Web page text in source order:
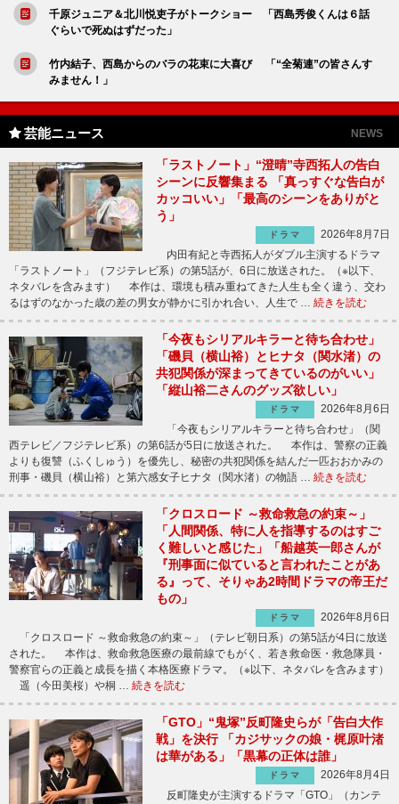
千原ジュニア＆北川悦吏子がトークショー 「西島秀俊くんは６話
ぐらいで死ぬはずだった」
竹内結子、西島からのバラの花束に大喜び 「“全菊連”の皆さんす
みません！」
芸能ニュース NEWS
「ラストノート」“澄晴”寺西拓人の告白
シーンに反響集まる 「真っすぐな告白が
カッコいい」「最高のシーンをありがと
う」
ドラマ
2026年8月7日
内田有紀と寺西拓人がダブル主演するドラマ
「ラストノート」（フジテレビ系）の第5話が、6日に放送された。（※以下、
ネタバレを含みます） 本作は、環境も積み重ねてきた人生も全く違う、交わ
るはずのなかった歳の差の男女が静かに引かれ合い、人生で … 続きを読む
「今夜もシリアルキラーと待ち合わせ」
「磯貝（横山裕）とヒナタ（関水渚）の
共犯関係が深まってきているのがいい」
「縦山裕二さんのグッズ欲しい」
ドラマ
2026年8月6日
「今夜もシリアルキラーと待ち合わせ」（関
西テレビ／フジテレビ系）の第6話が5日に放送された。 本作は、警察の正義
よりも復讐（ふくしゅう）を優先し、秘密の共犯関係を結んだ一匹おおかみの
刑事・磯貝（横山裕）と第六感女子ヒナタ（関水渚）の物語 … 続きを読む
「クロスロード ～救命救急の約束～」
「人間関係、特に人を指導するのはすご
く難しいと感じた」「船越英一郎さんが
『刑事面に似ていると言われたことがあ
る』って、そりゃあ2時間ドラマの帝王だ
もの」
ドラマ
2026年8月6日
「クロスロード ～救命救急の約束～」（テレビ朝日系）の第5話が4日に放送
された。 本作は、救命救急医療の最前線でもがく、若き救命医・救急隊員・
警察官らの正義と成長を描く本格医療ドラマ。（※以下、ネタバレを含みます）
遥（今田美桜）や桐 … 続きを読む
「GTO」“鬼塚”反町隆史らが「告白大作
戦」を決行 「カジサックの娘・梶原叶渚
は華がある」「黒幕の正体は誰」
ドラマ
2026年8月4日
反町隆史が主演するドラマ「GTO」（カンテ